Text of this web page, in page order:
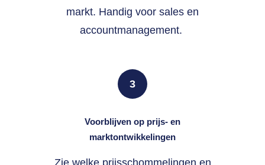
markt. Handig voor sales en
accountmanagement.
3
Voorblijven op prijs- en
marktontwikkelingen
Zie welke prijsschommelingen en